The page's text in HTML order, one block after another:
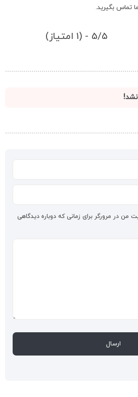
تماس بگیرید.
5/5 - (1 امتیاز)
من در مرورگر برای زمانی که دوباره دیدگاهی